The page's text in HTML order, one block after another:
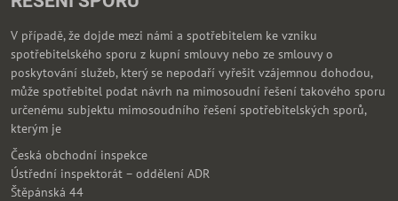
V případě, že dojde mezi námi a spotřebitelem ke vzniku
spotřebitelského sporu z kupní smlouvy nebo ze smlouvy o
poskytování služeb, který se nepodaří vyřešit vzájemnou dohodou,
může spotřebitel podat návrh na mimosoudní řešení takového sporu
určenému subjektu mimosoudního řešení spotřebitelských sporů,
kterým je
Česká obchodní inspekce
Ústřední inspektorát – oddělení ADR
Štěpánská 44